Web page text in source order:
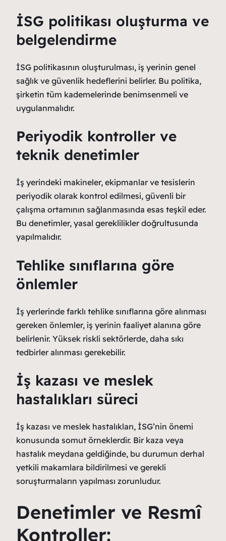
İSG politikası oluşturma ve
belgelendirme
İSG politikasının oluşturulması, iş yerinin genel
sağlık ve güvenlik hedeflerini belirler. Bu politika,
şirketin tüm kademelerinde benimsenmeli ve
uygulanmalıdır.
Periyodik kontroller ve
teknik denetimler
İş yerindeki makineler, ekipmanlar ve tesislerin
periyodik olarak kontrol edilmesi, güvenli bir
çalışma ortamının sağlanmasında esas teşkil eder.
Bu denetimler, yasal gereklilikler doğrultusunda
yapılmalıdır.
Tehlike sınıflarına göre
önlemler
İş yerlerinde farklı tehlike sınıflarına göre alınması
gereken önlemler, iş yerinin faaliyet alanına göre
belirlenir. Yüksek riskli sektörlerde, daha sıkı
tedbirler alınması gerekebilir.
İş kazası ve meslek
hastalıkları süreci
İş kazası ve meslek hastalıkları, İSG’nin önemi
konusunda somut örneklerdir. Bir kaza veya
hastalık meydana geldiğinde, bu durumun derhal
yetkili makamlara bildirilmesi ve gerekli
soruşturmaların yapılması zorunludur.
Denetimler ve Resmî
Kontroller: